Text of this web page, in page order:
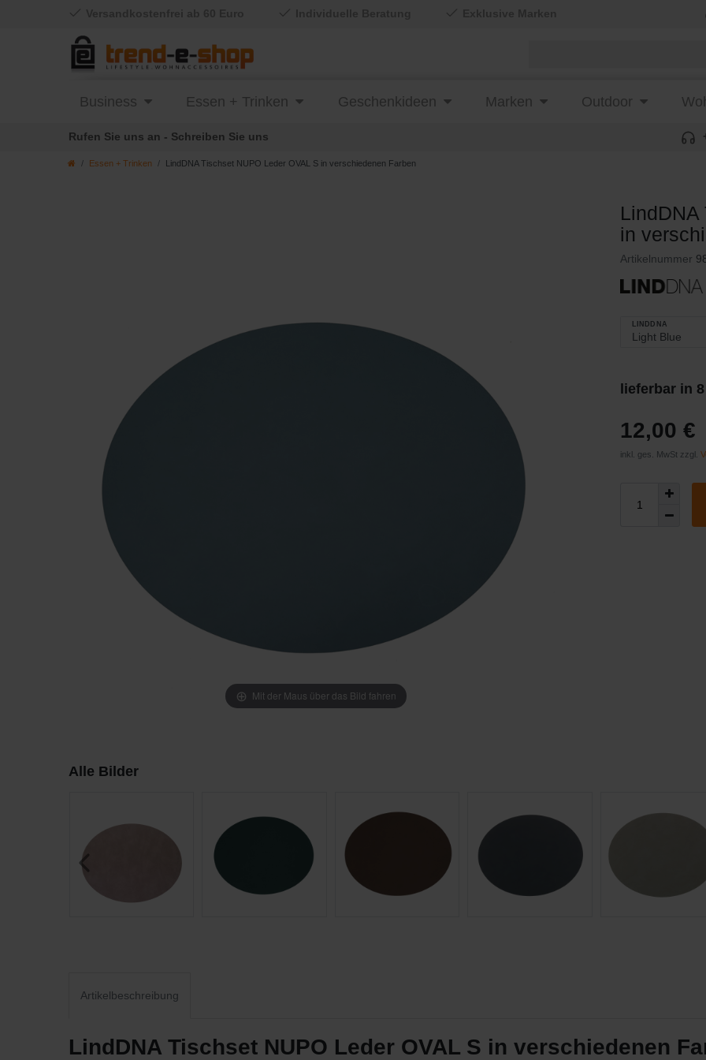
Essen + Trinken LindDNA Tischset NUPO Leder OVAL S in verschiedenen Farben
Business Essen + Trinken Geschenkideen Marken Outdoor
Rufen Sie uns an - Schreiben Sie uns
Mit der Maus über das Bild fahren
LindDNA
in
Artikelnummer
LINDDNA
lieferbar in
12,00 €
inkl. ges. MwSt zzgl.
Alle Bilder
Artikelbeschreibung
LindDNA Tischset NUPO Leder OVAL S in verschiedenen